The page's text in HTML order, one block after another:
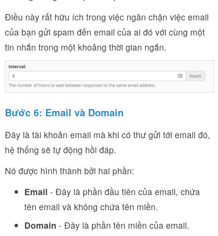
Điều này rất hữu ích trong việc ngăn chặn việc email
của bạn gửi spam đến email của ai đó với cùng một
tin nhắn trong một khoảng thời gian ngắn.
Bước 6: Email và Domain
Đây là tài khoản email mà khi có thư gửi tới email đó,
hệ thống sẽ tự động hồi đáp.
Nó được hình thành bởi hai phần:
Email - Đây là phần đầu tiên của email, chứa
tên email và không chứa tên miền.
Domain - Đây là phần tên miền của email.